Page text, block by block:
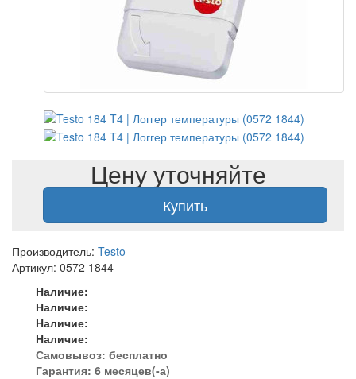
Цену уточняйте
Купить
Производитель: Testo
Артикул: 0572 1844
Наличие:
Наличие:
Наличие:
Наличие:
Самовывоз: бесплатно
Гарантия: 6 месяцев(-а)